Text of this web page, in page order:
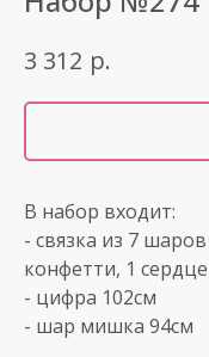
3 312 р.
В набор входит:
- связка из 7
конфетти, 1
- цифра 102см
- шар мишка 94см